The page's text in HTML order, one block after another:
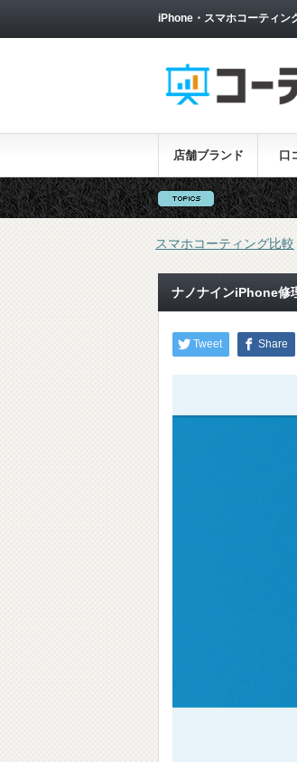
iPhone・スマホコーティン
店舗ブランド 口
スマホコーティング比較
ナノナインiPhone修
Tweet Share